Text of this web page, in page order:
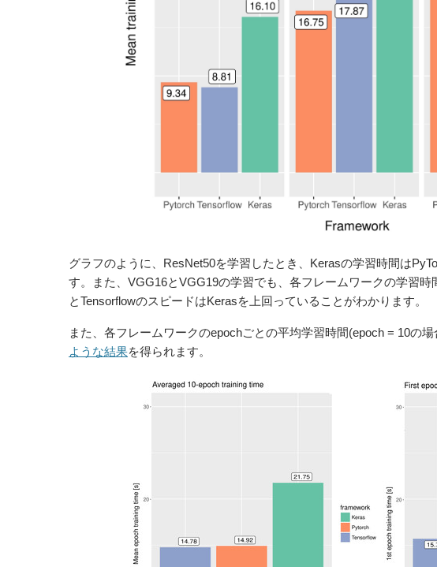
グラフのように、ResNet50を学習したとき、Kerasの学習時間は
す。また、VGG16とVGG19の学習でも、各フレームワークの学習
とTensorflowのスピードはKerasを上回っていることがわかります。
また、各フレームワークのepochごとの平均学習時間(epoch = 10の
ような結果を得られます。